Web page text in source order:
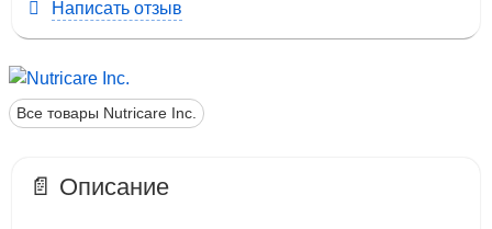
Написать отзыв
Все товары Nutricare Inc.
📄 Описание